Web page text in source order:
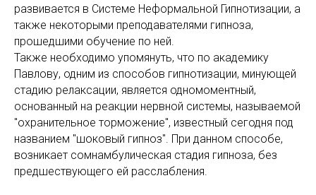
развивается в Системе Неформальной Гипнотизации, а
также некоторыми преподавателями гипноза,
прошедшими обучение по ней.
Также необходимо упомянуть, что по академику
Павлову, одним из способов гипнотизации, минующей
стадию релаксации, является одномоментный,
основанный на реакции нервной системы, называемой
"охранительное торможение", известный сегодня под
названием "шоковый гипноз". При данном способе,
возникает сомнамбулическая стадия гипноза, без
предшествующего ей расслабления.